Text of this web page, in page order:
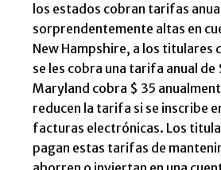
los estados cobran tarifas
sorprendentemente altas en
New Hampshire, a los titulares
se les cobra una tarifa anual de
Maryland cobra $ 35
reducen la tarifa si se inscribe
facturas electrónicas. Los
pagan estas tarifas de